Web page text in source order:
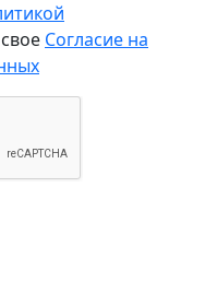
Согласие на